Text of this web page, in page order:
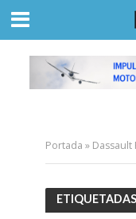
Portada » Dassault